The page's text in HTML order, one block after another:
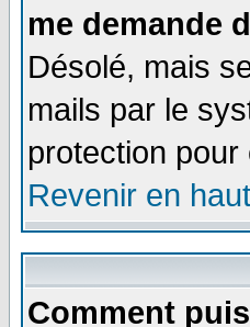
me demande
Désolé, mais
mails par le
protection
Revenir en haut
Comment